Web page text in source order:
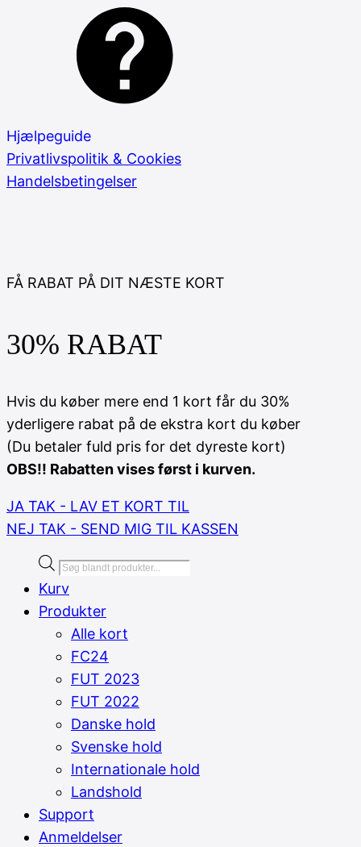
Hjælpeguide
Privatlivspolitik & Cookies
Handelsbetingelser
FÅ RABAT PÅ DIT NÆSTE KORT
30% RABAT
Hvis du køber mere end 1 kort får du 30%
yderligere rabat på de ekstra kort du køber
(Du betaler fuld pris for det dyreste kort)
OBS!! Rabatten vises først i kurven.
JA TAK - LAV ET KORT TIL
NEJ TAK - SEND MIG TIL KASSEN
Products
search
Kurv
Produkter
Alle kort
FC24
FUT 2023
FUT 2022
Danske hold
Svenske hold
Internationale hold
Landshold
Support
Anmeldelser